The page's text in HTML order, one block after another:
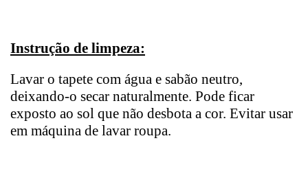
Instrução de limpeza:
Lavar o tapete com água e sabão neutro,
deixando-o secar naturalmente. Pode ficar
exposto ao sol que não desbota a cor. Evitar usar
em máquina de lavar roupa.